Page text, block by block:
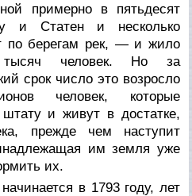
примерно в пятьдесят
и Статен и несколько
по берегам рек, — и жило
человек. Но за
срок число это возросло
человек, которые
и живут в достатке,
прежде чем наступит
им земля уже
их.
в 1793 году, лет